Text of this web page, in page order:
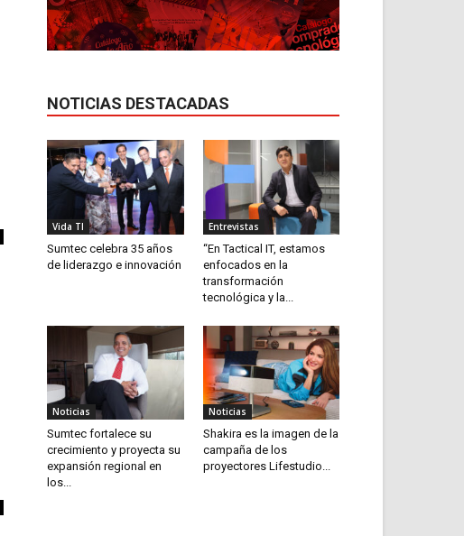
NOTICIAS DESTACADAS
Vida TI
Sumtec celebra 35 años
de liderazgo e innovación
Entrevistas
“En Tactical IT, estamos
enfocados en la
transformación
tecnológica y la...
Noticias
Sumtec fortalece su
crecimiento y proyecta su
expansión regional en
los...
Noticias
Shakira es la imagen de la
campaña de los
proyectores Lifestudio...